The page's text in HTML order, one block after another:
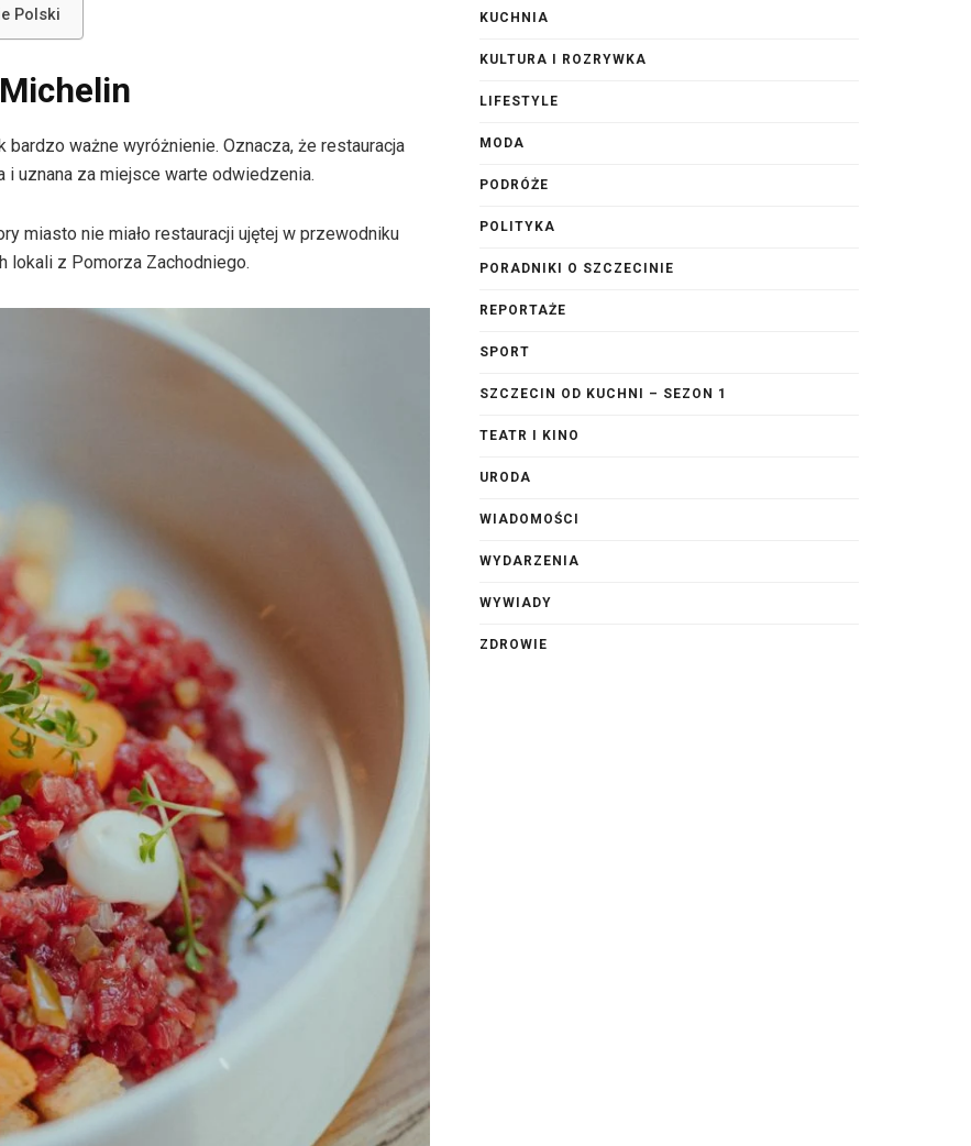
Polski
bardzo ważne wyróżnienie. Oznacza, że restauracja
uznana za miejsce warte odwiedzenia.
miasto nie miało restauracji ujętej w przewodniku
lokali z Pomorza Zachodniego.
KUCHNIA
KULTURA I ROZRYWKA
LIFESTYLE
MODA
PODRÓŻE
POLITYKA
PORADNIKI O SZCZECINIE
REPORTAŻE
SPORT
SZCZECIN OD KUCHNI – SEZON 1
TEATR I KINO
URODA
WIADOMOŚCI
WYDARZENIA
WYWIADY
ZDROWIE